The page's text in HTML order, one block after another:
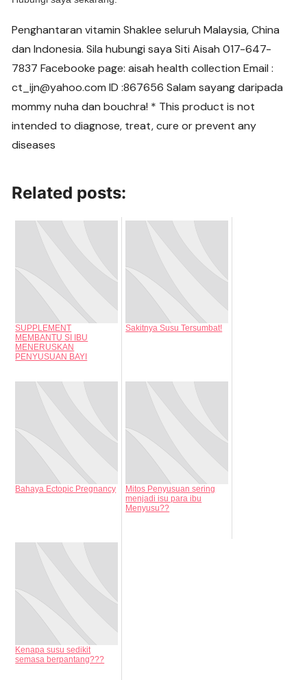
Penghantaran vitamin Shaklee seluruh Malaysia, China
dan Indonesia. Sila hubungi saya Siti Aisah 017-647-
7837 Facebooke page: aisah health collection Email :
ct_ijn@yahoo.com ID :867656 Salam sayang daripada
mommy nuha dan bouchra! * This product is not
intended to diagnose, treat, cure or prevent any
diseases
Related posts:
SUPPLEMENT
MEMBANTU SI IBU
MENERUSKAN
PENYUSUAN BAYI
Sakitnya Susu Tersumbat!
Bahaya Ectopic Pregnancy
Mitos Penyusuan sering
menjadi isu para ibu
Menyusu??
Kenapa susu sedikit
semasa berpantang???